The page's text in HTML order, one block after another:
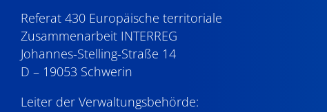
Referat 430 Europäische territoriale
Zusammenarbeit INTERREG
Johannes-Stelling-Straße 14
D – 19053 Schwerin
Leiter der Verwaltungsbehörde: